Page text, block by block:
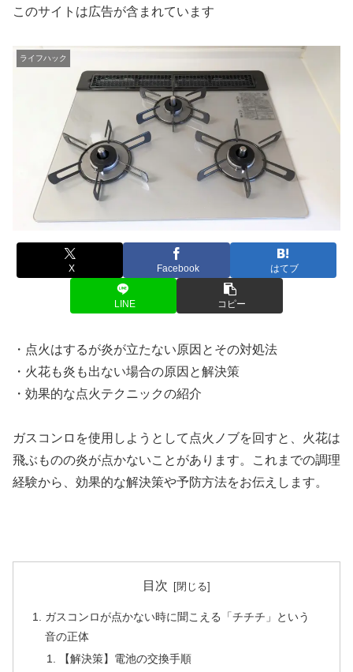
このサイトは広告が含まれています
ライフハック
X Facebook はてブ
LINE コピー
・点火はするが炎が立たない原因とその対処法
・火花も炎も出ない場合の原因と解決策
・効果的な点火テクニックの紹介
ガスコンロを使用しようとして点火ノブを回すと、火花は
飛ぶものの炎が点かないことがあります。これまでの調理
経験から、効果的な解決策や予防方法をお伝えします。
目次
ガスコンロが点かない時に聞こえる「チチチ」という
音の正体
【解決策】電池の交換手順